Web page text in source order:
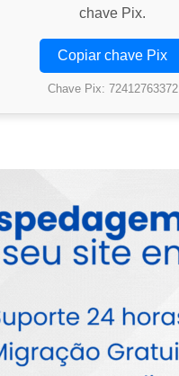
chave Pix.
Copiar chave Pix
Chave Pix: 72412763372